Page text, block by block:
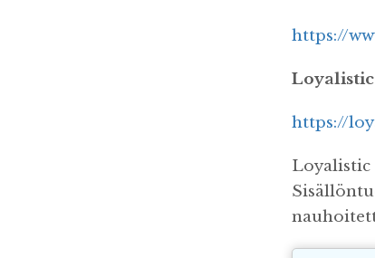
https://
Loyalistic
https://
Loyalistic